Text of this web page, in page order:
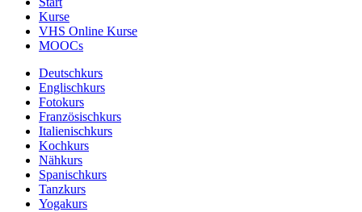
Kurse
VHS Online Kurse
MOOCs
Deutschkurs
Englischkurs
Fotokurs
Französischkurs
Italienischkurs
Kochkurs
Nähkurs
Spanischkurs
Tanzkurs
Yogakurs